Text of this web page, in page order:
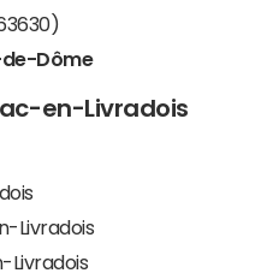
de-Dôme
en-Livradois
Livradois
Livradois